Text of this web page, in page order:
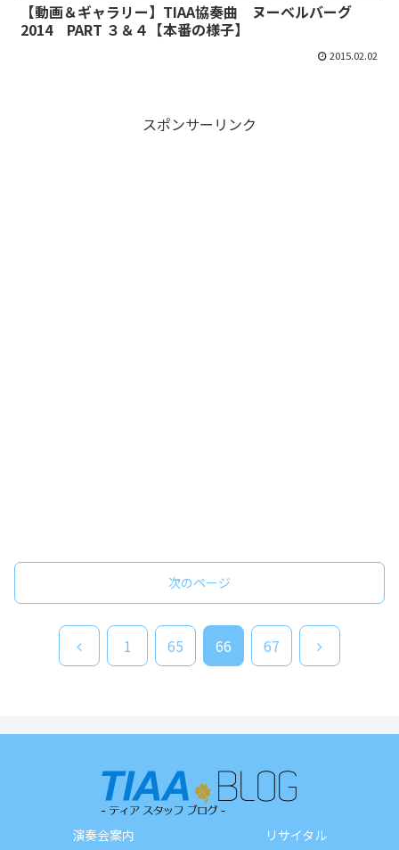
【動画＆ギャラリー】TIAA協奏曲 ヌーベルバーグ
2014 PART ３＆４【本番の様子】
2015.02.02
スポンサーリンク
次のページ
前
1 65 66 67
次
演奏会案内 リサイタル